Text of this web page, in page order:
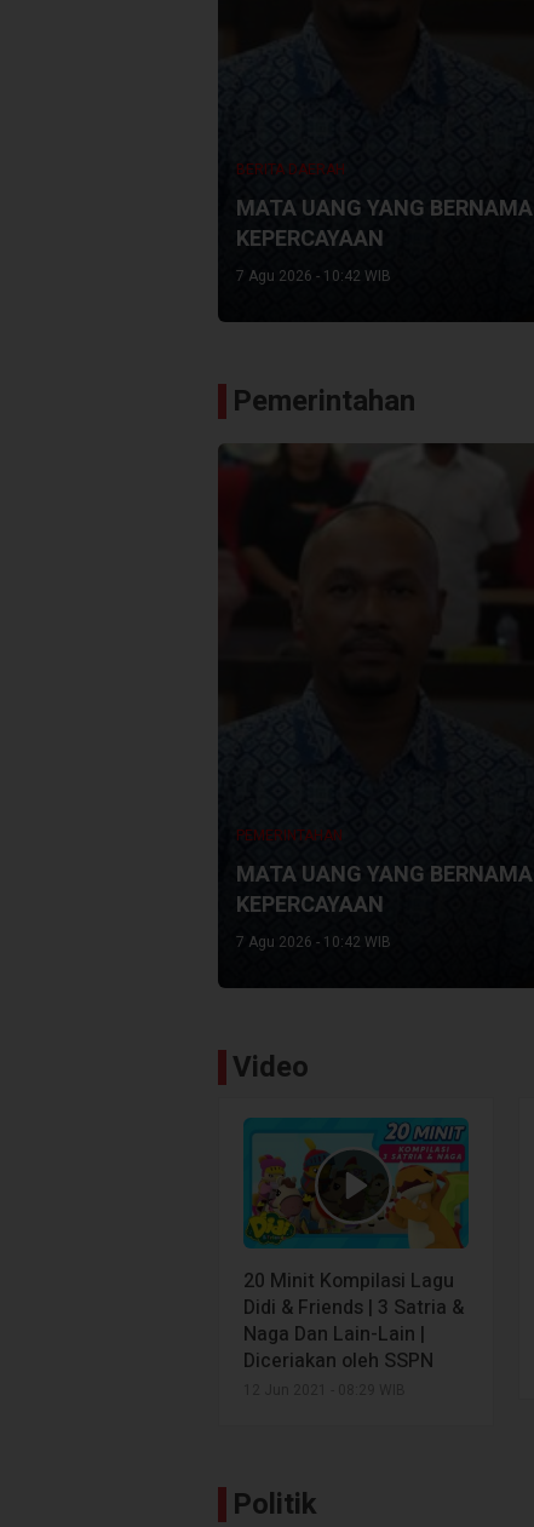
BERITA DAERAH
MATA UANG YANG BERNAMA
KEPERCAYAAN
7 Agu 2026 - 10:42 WIB
Pemerintahan
PEMERINTAHAN
MATA UANG YANG BERNAMA
KEPERCAYAAN
7 Agu 2026 - 10:42 WIB
Video
20 Minit Kompilasi Lagu
Didi & Friends | 3 Satria &
Naga Dan Lain-Lain |
Diceriakan oleh SSPN
Politik